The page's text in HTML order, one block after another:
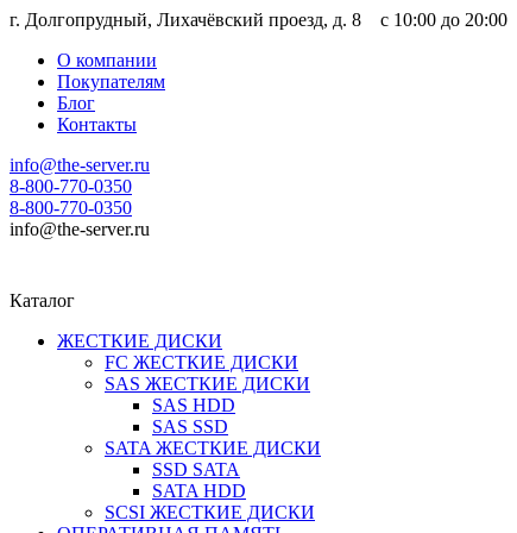
г. Долгопрудный, Лихачёвский проезд, д. 8 c 10:00 до 20:00
О компании
Покупателям
Блог
Контакты
info@the-server.ru
8-800-770-0350
8-800-770-0350
info@the-server.ru
Каталог
ЖЕСТКИЕ ДИСКИ
FC ЖЕСТКИЕ ДИСКИ
SAS ЖЕСТКИЕ ДИСКИ
SAS HDD
SAS SSD
SATA ЖЕСТКИЕ ДИСКИ
SSD SATA
SATA HDD
SCSI ЖЕСТКИЕ ДИСКИ